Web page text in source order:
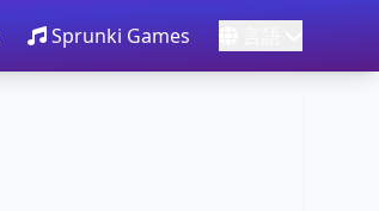
Sprunki Games